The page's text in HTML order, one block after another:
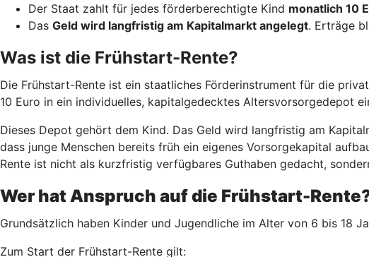
Der Staat zahlt für jedes förderberechtigte Kind monatlich 10
Das Geld wird langfristig am Kapitalmarkt angelegt. Erträge
Was ist die Frühstart-Rente?
Die Frühstart-Rente ist ein staatliches Förderinstrument für die
10 Euro in ein individuelles, kapitalgedecktes Altersvorsorgedepot
Dieses Depot gehört dem Kind. Das Geld wird langfristig am
dass junge Menschen bereits früh ein eigenes Vorsorgekapital
Rente ist nicht als kurzfristig verfügbares Guthaben gedacht,
Wer hat Anspruch auf die Frühstart-
Grundsätzlich haben Kinder und Jugendliche im Alter von 6 bis 18
Zum Start der Frühstart-Rente gilt: